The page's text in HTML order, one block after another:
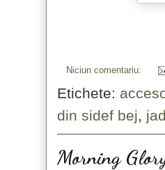
Niciun comentariu:
Etichete:
din sidef bej,
Morning